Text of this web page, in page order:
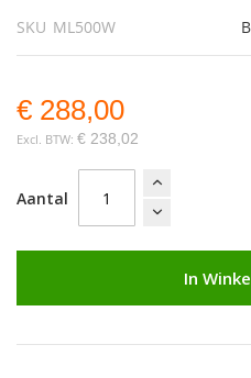
SKU ML500W
€ 288,00
€ 238,02
Aantal
In